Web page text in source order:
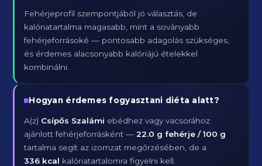
Fehérjeprofil szempontjából jó választás, de
kalóriatartalma magasabb, mint a soványabb
fehérjeforrásoké — pontosabb adagolás szükséges,
és érdemes alacsonyabb kalóriájú ételekkel
kombinálni.
Hogyan érdemes fogyasztani diéta alatt?
A(z) Csípős Szalámi ebédhez vagy vacsorához
ajánlott fehérjeforrásként —22.0 g fehérje / 100 g
tartalma segít az izomzat megőrzésében, de a
336 kcal kalóriatartalomra figyelni kell.